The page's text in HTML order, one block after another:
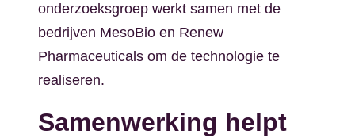
onderzoeksgroep werkt samen met de
bedrijven MesoBio en Renew
Pharmaceuticals om de technologie te
realiseren.
Samenwerking helpt